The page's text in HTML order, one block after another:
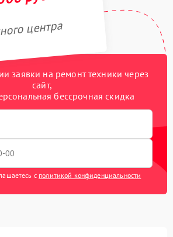
центра
заявки на ремонт техники через
сайт,
бессрочная скидка
с политикой конфиденциальности